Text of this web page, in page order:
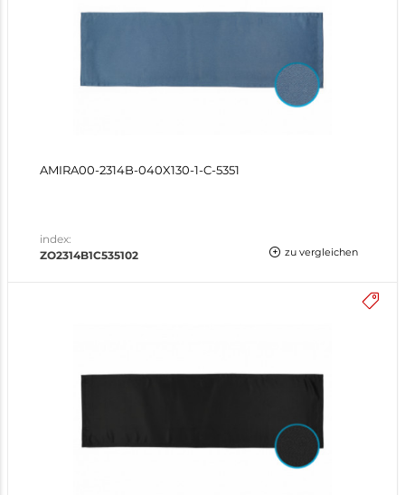
AMIRA00-2314B-040X130-1-C-5351
index:
ZO2314B1C535102
zu vergleichen